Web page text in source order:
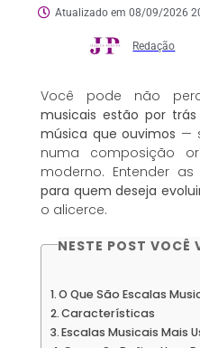
Atualizado em 08/09/2026
Redação
Você pode não
musicais estão por
música que ouvimos —
numa composição
moderno. Entender
para quem deseja
o alicerce.
NESTE POST VOCÊ
O Que São Escalas
Características
Escalas Musicais Mais